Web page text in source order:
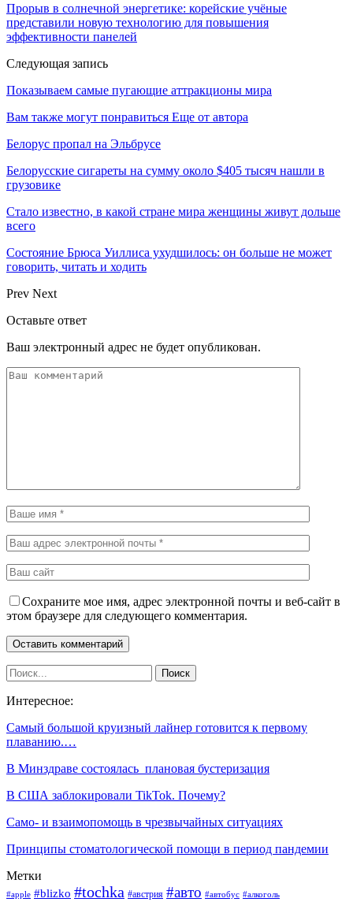
Прорыв в солнечной энергетике: корейские учёные
представили новую технологию для повышения
эффективности панелей
Следующая запись
Показываем самые пугающие аттракционы мира
Вам также могут понравиться Еще от автора
Белорус пропал на Эльбрусе
Белорусские сигареты на сумму около $405 тысяч нашли в
грузовике
Стало известно, в какой стране мира женщины живут дольше
всего
Состояние Брюса Уиллиса ухудшилось: он больше не может
говорить, читать и ходить
Prev Next
Оставьте ответ
Ваш электронный адрес не будет опубликован.
Сохраните мое имя, адрес электронной почты и веб-сайт в
этом браузере для следующего комментария.
Интересное:
Самый большой круизный лайнер готовится к первому
плаванию.…
В Минздраве состоялась плановая бустеризация
В США заблокировали TikTok. Почему?
Само- и взаимопомощь в чрезвычайных ситуациях
Принципы стоматологической помощи в период пандемии
Метки
#apple #blizko #tochka #австрия #авто #автобус #алкоголь